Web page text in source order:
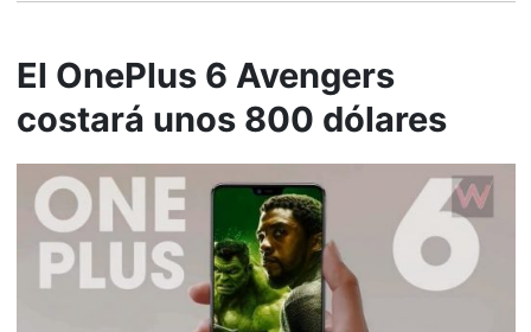
El OnePlus 6 Avengers
costará unos 800 dólares